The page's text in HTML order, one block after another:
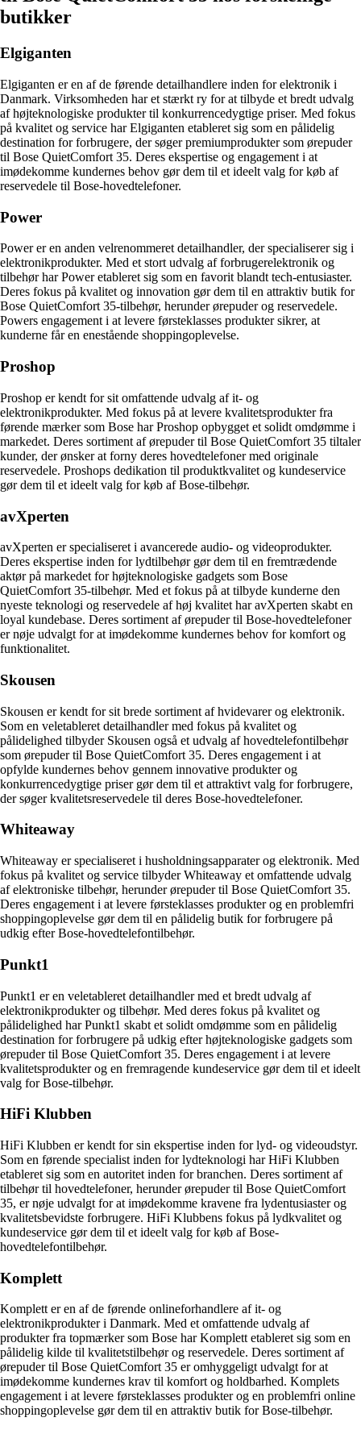
butikker
Elgiganten
Elgiganten er en af de førende detailhandlere inden for elektronik i
Danmark. Virksomheden har et stærkt ry for at tilbyde et bredt udvalg
af højteknologiske produkter til konkurrencedygtige priser. Med fokus
på kvalitet og service har Elgiganten etableret sig som en pålidelig
destination for forbrugere, der søger premiumprodukter som ørepuder
til Bose QuietComfort 35. Deres ekspertise og engagement i at
imødekomme kundernes behov gør dem til et ideelt valg for køb af
reservedele til Bose-hovedtelefoner.
Power
Power er en anden velrenommeret detailhandler, der specialiserer sig i
elektronikprodukter. Med et stort udvalg af forbrugerelektronik og
tilbehør har Power etableret sig som en favorit blandt tech-entusiaster.
Deres fokus på kvalitet og innovation gør dem til en attraktiv butik for
Bose QuietComfort 35-tilbehør, herunder ørepuder og reservedele.
Powers engagement i at levere førsteklasses produkter sikrer, at
kunderne får en enestående shoppingoplevelse.
Proshop
Proshop er kendt for sit omfattende udvalg af it- og
elektronikprodukter. Med fokus på at levere kvalitetsprodukter fra
førende mærker som Bose har Proshop opbygget et solidt omdømme i
markedet. Deres sortiment af ørepuder til Bose QuietComfort 35 tiltaler
kunder, der ønsker at forny deres hovedtelefoner med originale
reservedele. Proshops dedikation til produktkvalitet og kundeservice
gør dem til et ideelt valg for køb af Bose-tilbehør.
avXperten
avXperten er specialiseret i avancerede audio- og videoprodukter.
Deres ekspertise inden for lydtilbehør gør dem til en fremtrædende
aktør på markedet for højteknologiske gadgets som Bose
QuietComfort 35-tilbehør. Med et fokus på at tilbyde kunderne den
nyeste teknologi og reservedele af høj kvalitet har avXperten skabt en
loyal kundebase. Deres sortiment af ørepuder til Bose-hovedtelefoner
er nøje udvalgt for at imødekomme kundernes behov for komfort og
funktionalitet.
Skousen
Skousen er kendt for sit brede sortiment af hvidevarer og elektronik.
Som en veletableret detailhandler med fokus på kvalitet og
pålidelighed tilbyder Skousen også et udvalg af hovedtelefontilbehør
som ørepuder til Bose QuietComfort 35. Deres engagement i at
opfylde kundernes behov gennem innovative produkter og
konkurrencedygtige priser gør dem til et attraktivt valg for forbrugere,
der søger kvalitetsreservedele til deres Bose-hovedtelefoner.
Whiteaway
Whiteaway er specialiseret i husholdningsapparater og elektronik. Med
fokus på kvalitet og service tilbyder Whiteaway et omfattende udvalg
af elektroniske tilbehør, herunder ørepuder til Bose QuietComfort 35.
Deres engagement i at levere førsteklasses produkter og en problemfri
shoppingoplevelse gør dem til en pålidelig butik for forbrugere på
udkig efter Bose-hovedtelefontilbehør.
Punkt1
Punkt1 er en veletableret detailhandler med et bredt udvalg af
elektronikprodukter og tilbehør. Med deres fokus på kvalitet og
pålidelighed har Punkt1 skabt et solidt omdømme som en pålidelig
destination for forbrugere på udkig efter højteknologiske gadgets som
ørepuder til Bose QuietComfort 35. Deres engagement i at levere
kvalitetsprodukter og en fremragende kundeservice gør dem til et ideelt
valg for Bose-tilbehør.
HiFi Klubben
HiFi Klubben er kendt for sin ekspertise inden for lyd- og videoudstyr.
Som en førende specialist inden for lydteknologi har HiFi Klubben
etableret sig som en autoritet inden for branchen. Deres sortiment af
tilbehør til hovedtelefoner, herunder ørepuder til Bose QuietComfort
35, er nøje udvalgt for at imødekomme kravene fra lydentusiaster og
kvalitetsbevidste forbrugere. HiFi Klubbens fokus på lydkvalitet og
kundeservice gør dem til et ideelt valg for køb af Bose-
hovedtelefontilbehør.
Komplett
Komplett er en af de førende onlineforhandlere af it- og
elektronikprodukter i Danmark. Med et omfattende udvalg af
produkter fra topmærker som Bose har Komplett etableret sig som en
pålidelig kilde til kvalitetstilbehør og reservedele. Deres sortiment af
ørepuder til Bose QuietComfort 35 er omhyggeligt udvalgt for at
imødekomme kundernes krav til komfort og holdbarhed. Komplets
engagement i at levere førsteklasses produkter og en problemfri online
shoppingoplevelse gør dem til en attraktiv butik for Bose-tilbehør.